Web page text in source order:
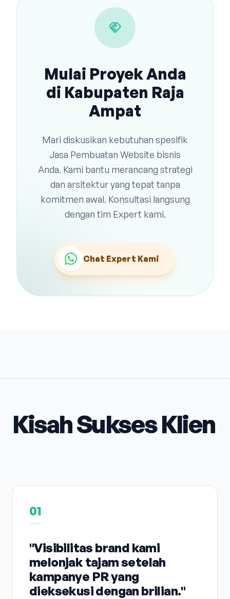
handshake
Mulai Proyek Anda
di Kabupaten Raja
Ampat
Mari diskusikan kebutuhan spesifik
Jasa Pembuatan Website bisnis
Anda. Kami bantu merancang strategi
dan arsitektur yang tepat tanpa
komitmen awal. Konsultasi langsung
dengan tim Expert kami.
Chat Expert Kami
Kisah Sukses Klien
01
"Visibilitas brand kami
melonjak tajam setelah
kampanye PR yang
dieksekusi dengan brilian."